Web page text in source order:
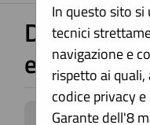
In questo sito
tecnici
navigazione e
rispetto ai
codice privacy
Garante dell'8
Delibere a
equivalente